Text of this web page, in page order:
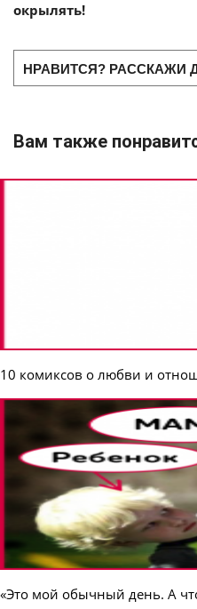
окрылять!
НРАВИТСЯ? РАССКАЖИ
Вам также
10 комиксов о любви и
«Это мой обычный день. А